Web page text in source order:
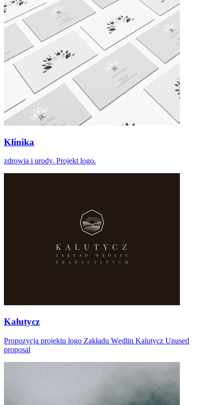
Klinika
zdrowia i urody. Projekt logo.
Kalutycz
Propozycja projektu logo Zakładu Wędlin Kalutycz Unused
proposal